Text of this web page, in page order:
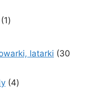
11
latarki
30
44